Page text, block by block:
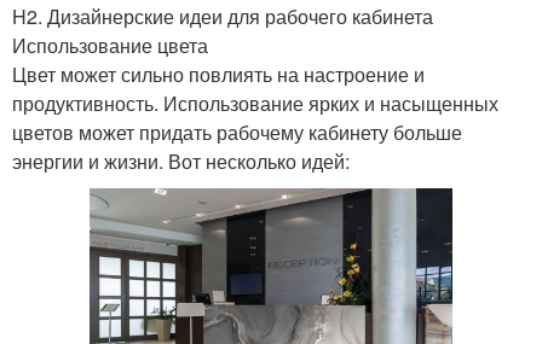
H2. Дизайнерские идеи для рабочего кабинета
Использование цвета
Цвет может сильно повлиять на настроение и
продуктивность. Использование ярких и насыщенных
цветов может придать рабочему кабинету больше
энергии и жизни. Вот несколько идей: